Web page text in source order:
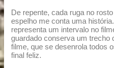
De repente, cada ruga no
espelho me conta uma
representa um intervalo no
guardado conserva um trecho
filme, que se desenrola todos
final feliz.